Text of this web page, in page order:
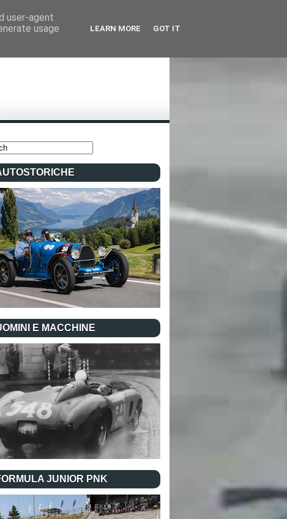
E MACCHINE
JUNIOR PNK
user-agent
usage
LEARN MORE GOT IT